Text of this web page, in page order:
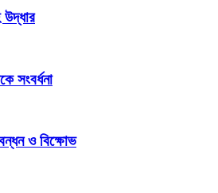
সংবর্ধনা
ও বিক্ষোভ